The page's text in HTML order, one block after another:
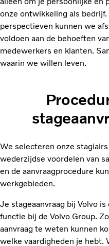
onze ontwikkeling als
perspectieven kunnen we
voldoen aan de behoeften
medewerkers en klanten.
waarin we willen leven.
We selecteren onze
wederzijdse voordelen van
en de aanvraagprocedure
werkgebieden.
Je stageaanvraag bij Volvo
functie bij de Volvo Group.
aanvraag te weten kunnen
welke vaardigheden je hebt.